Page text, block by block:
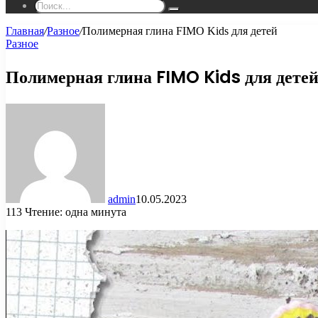
Поиск...
Главная/Разное/Полимерная глина FIMO Kids для детей
Разное
Полимерная глина FIMO Kids для детей
admin10.05.2023
113 Чтение: одна минута